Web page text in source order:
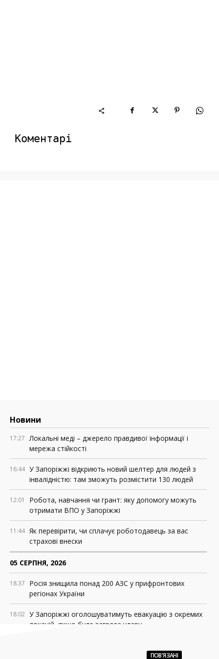
Коментарі
Новини
17:27 Локальні меді – джерело правдивої інформації і
мережа стійкості
16:44 У Запоріжжі відкриють новий шелтер для людей з
інвалідністю: там зможуть розмістити 130 людей
12:01
Робота, навчання чи грант: яку допомогу можуть
отримати ВПО у Запоріжжі
11:44 Як перевірити, чи сплачує роботодавець за вас
страхові внески
05 СЕРПНЯ, 2026
18:37
Росія знищила понад 200 АЗС у прифронтових
регіонах України
18:02 У Запоріжжі оголошуватимуть евакуацію з окремих
локацій, якщо буде загроза удару
на чеках. У компанії кажуть, що це порушує
ПОВ'ЯЗАНІ